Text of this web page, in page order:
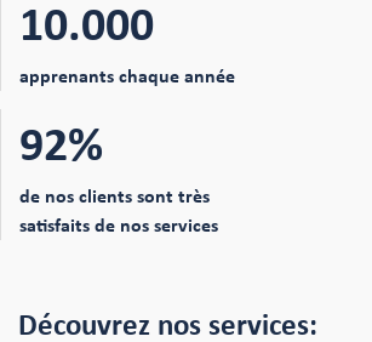
10.000
apprenants chaque année
92%
de nos clients sont très
satisfaits de nos services
Découvrez nos services: